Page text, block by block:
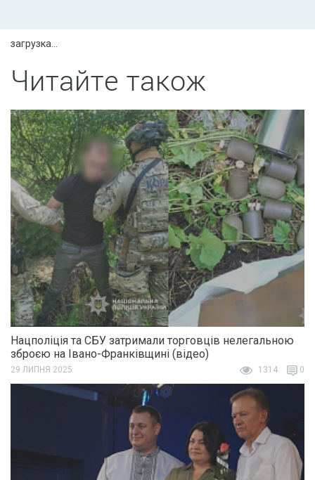
загрузка...
Читайте також
Нацполіція та СБУ затримали торговців нелегальною
зброєю на Івано-Франківщині (відео)
29 ЛИПНЯ 2025 1314 0